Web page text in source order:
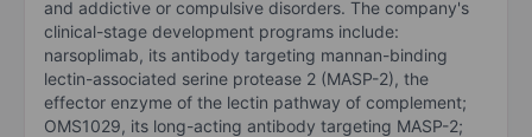
and addictive or compulsive disorders. The company's
clinical-stage development programs include:
narsoplimab, its antibody targeting mannan-binding
lectin-associated serine protease 2 (MASP-2), the
effector enzyme of the lectin pathway of complement;
OMS1029, its long-acting antibody targeting MASP-2;